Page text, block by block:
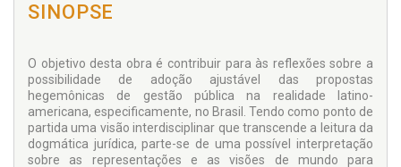
SINOPSE
O objetivo desta obra é contribuir para às reflexões sobre a
possibilidade de adoção ajustável das propostas
hegemônicas de gestão pública na realidade latino-
americana, especificamente, no Brasil. Tendo como ponto de
partida uma visão interdisciplinar que transcende a leitura da
dogmática jurídica, parte-se de uma possível interpretação
sobre as representações e as visões de mundo para